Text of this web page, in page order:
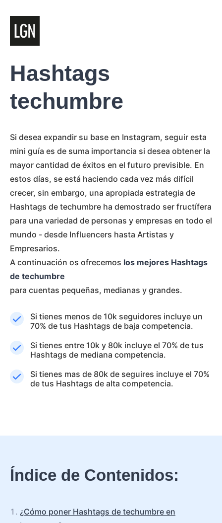
Hashtags
techumbre
Si desea expandir su base en Instagram, seguir esta
mini guía es de suma importancia si desea obtener la
mayor cantidad de éxitos en el futuro previsible. En
estos días, se está haciendo cada vez más difícil
crecer, sin embargo, una apropiada estrategia de
Hashtags de techumbre ha demostrado ser fructífera
para una variedad de personas y empresas en todo el
mundo - desde Influencers hasta Artistas y
Empresarios.
A continuación os ofrecemos los mejores Hashtags
de techumbre
para cuentas pequeñas, medianas y grandes.
Si tienes menos de 10k seguidores incluye un
70% de tus Hashtags de baja competencia.
Si tienes entre 10k y 80k incluye el 70% de tus
Hashtags de mediana competencia.
Si tienes mas de 80k de seguires incluye el 70%
de tus Hashtags de alta competencia.
Índice de Contenidos:
¿Cómo poner Hashtags de techumbre en